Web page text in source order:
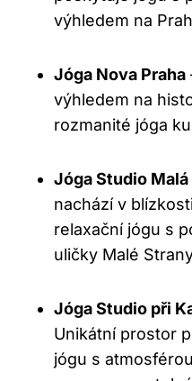
výhledem na
Jóga Nova Praha
výhledem na
rozmanité jóga
Jóga Studio Malá
nachází v
relaxační jógu s
uličky Malé
Jóga Studio při
Unikátní prostor
jógu s